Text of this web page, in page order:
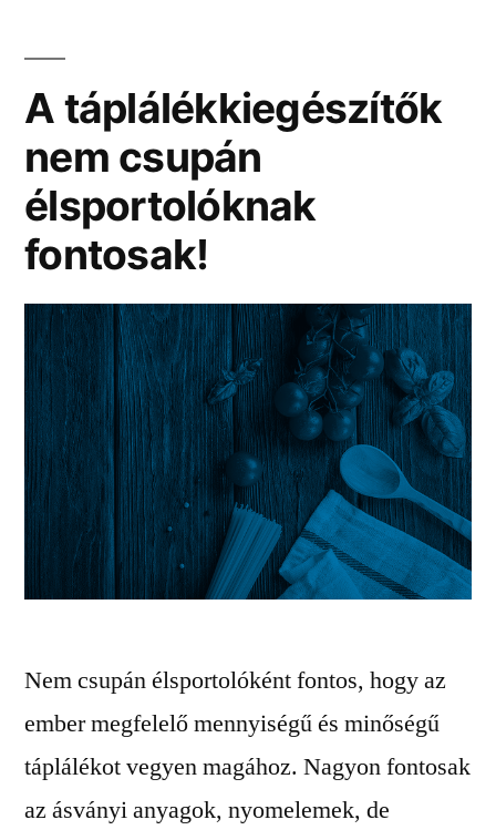
A táplálékkiegészítők
nem csupán
élsportolóknak
fontosak!
Nem csupán élsportolóként fontos, hogy az
ember megfelelő mennyiségű és minőségű
táplálékot vegyen magához. Nagyon fontosak
az ásványi anyagok, nyomelemek, de